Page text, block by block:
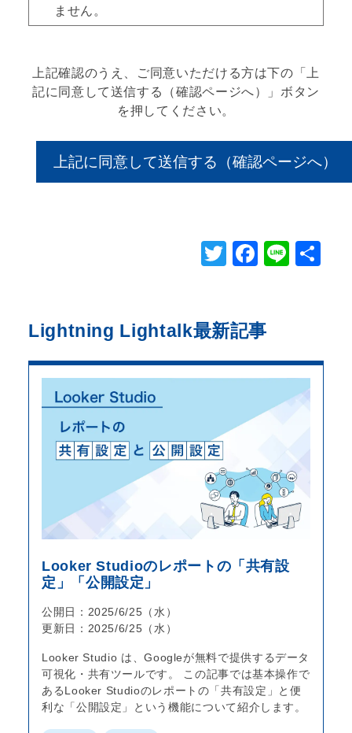
ません。
個人情報の安全管理が図られるよう、委託
先に対する必要かつ適切な監督を行いま
正、追加削除、利用の停止、消去、第三者
への提供の停止、及び第三者提供記録の開
任意項目の情報のご提供がない場合、最適
のためクッキー等を用いておりますが、こ
れによる個人情報の取得、利用は行ってお
入力していただいた個人情報はSSLにより
暗号化されます。
株式会社ライトウェブ 個人情報苦情及び相
談窓口
担当：個人情報保護管理者 代表取締役 川
上 敬至 e-mail：
info@lightweb.co.jp
上記確認のうえ、ご同意いただける方は下の「上
記に同意して送信する（確認ページへ）」ボタン
を押してください。
TwitterLine
Lightning Lightalk最新記事
Looker Studioのレポートの「共有設
定」「公開設定」
公開日：2025/6/25（水）
更新日：2025/6/25（水）
Looker Studio は、Googleが無料で提供するデータ
可視化・共有ツールです。 この記事では基本操作で
あるLooker Studioのレポートの「共有設定」と便
利な「公開設定」という機能について紹介します。